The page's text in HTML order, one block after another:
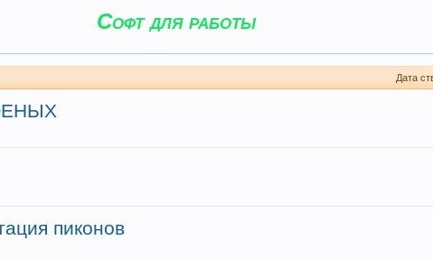
Софт для работы
Дата
пиконов